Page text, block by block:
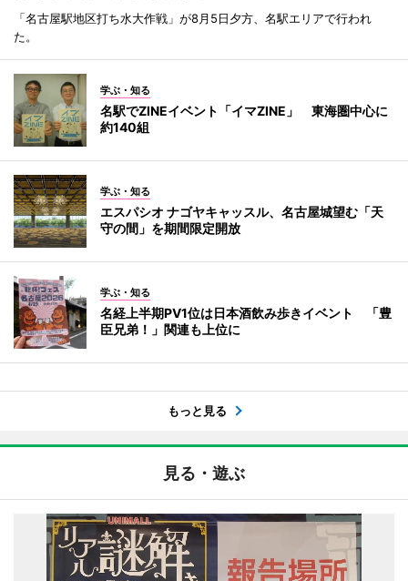
「名古屋駅地区打ち水大作戦」が8月5日夕方、名駅エリアで行われ
た。
学ぶ・知る
名駅でZINEイベント「イマZINE」 東海圏中心に
約140組
学ぶ・知る
エスパシオ ナゴヤキャッスル、名古屋城望む「天
守の間」を期間限定開放
学ぶ・知る
名経上半期PV1位は日本酒飲み歩きイベント 「豊
臣兄弟！」関連も上位に
もっと見る
見る・遊ぶ